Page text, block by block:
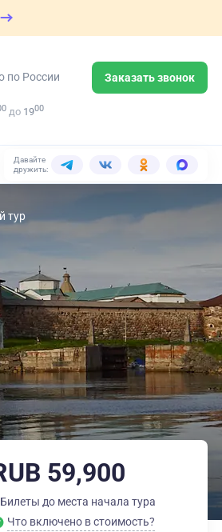
по России Заказать звонок
до 1900
Давайте
дружить:
тур
59,900
до места начала тура
Что включено в стоимость?